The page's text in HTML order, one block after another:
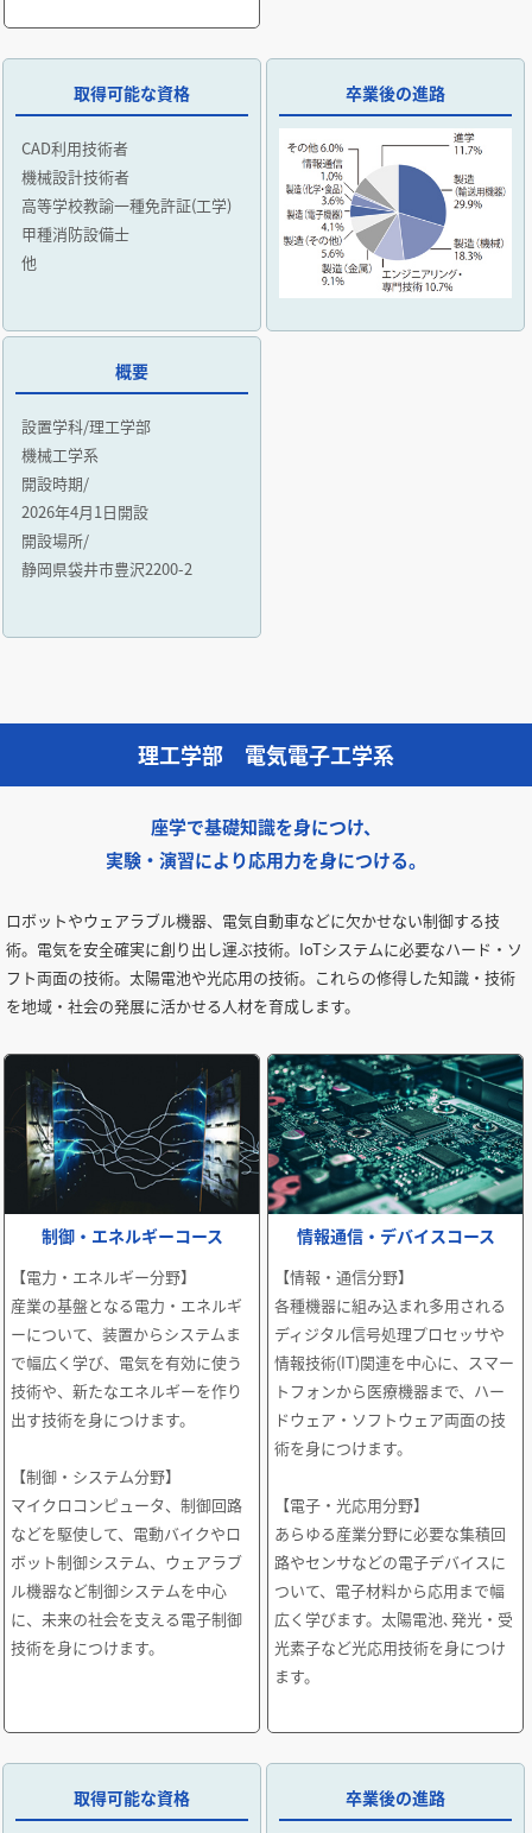
取得可能な資格
CAD利用技術者
機械設計技術者
高等学校教諭一種免許証(工学)
甲種消防設備士
他
卒業後の進路
概要
設置学科/理工学部
機械工学系
開設時期/
2026年4月1日開設
開設場所/
静岡県袋井市豊沢2200-2
理工学部 電気電子工学系
座学で基礎知識を身につけ、
実験・演習により応用力を身につける。
ロボットやウェアラブル機器、電気自動車などに欠かせない制御する技
術。電気を安全確実に創り出し運ぶ技術。IoTシステムに必要なハード・ソ
フト両面の技術。太陽電池や光応用の技術。これらの修得した知識・技術
を地域・社会の発展に活かせる人材を育成します。
制御・エネルギーコース
【電力・エネルギー分野】
産業の基盤となる電力・エネルギ
ーについて、装置からシステムま
で幅広く学び、電気を有効に使う
技術や、新たなエネルギーを作り
出す技術を身につけます。
【制御・システム分野】
マイクロコンピュータ、制御回路
などを駆使して、電動バイクやロ
ボット制御システム、ウェアラブ
ル機器など制御システムを中心
に、未来の社会を支える電子制御
技術を身につけます。
情報通信・デバイスコース
【情報・通信分野】
各種機器に組み込まれ多用される
ディジタル信号処理プロセッサや
情報技術(IT)関連を中心に、スマー
トフォンから医療機器まで、ハー
ドウェア・ソフトウェア両面の技
術を身につけます。
【電子・光応用分野】
あらゆる産業分野に必要な集積回
路やセンサなどの電子デバイスに
ついて、電子材料から応用まで幅
広く学びます。太陽電池､発光・受
光素子など光応用技術を身につけ
ます。
取得可能な資格 卒業後の進路